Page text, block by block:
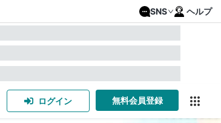
SNS ヘルプ
ログイン 無料会員登録